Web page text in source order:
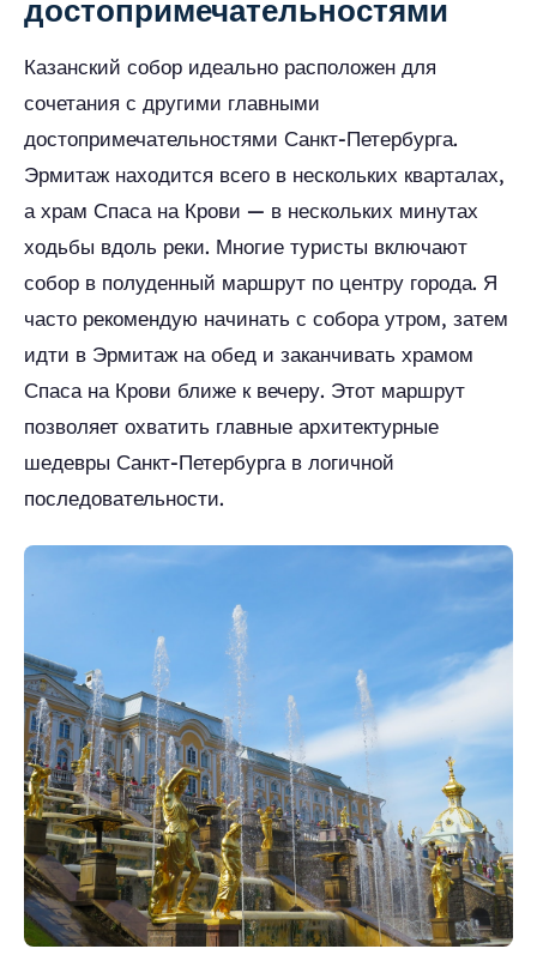
достопримечательностями
Казанский собор идеально расположен для
сочетания с другими главными
достопримечательностями Санкт-Петербурга.
Эрмитаж находится всего в нескольких кварталах,
а храм Спаса на Крови — в нескольких минутах
ходьбы вдоль реки. Многие туристы включают
собор в полуденный маршрут по центру города. Я
часто рекомендую начинать с собора утром, затем
идти в Эрмитаж на обед и заканчивать храмом
Спаса на Крови ближе к вечеру. Этот маршрут
позволяет охватить главные архитектурные
шедевры Санкт-Петербурга в логичной
последовательности.